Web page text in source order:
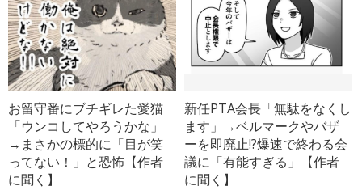
お留守番にブチギレた愛猫
「ウンコしてやろうかな」
→まさかの標的に「目が笑
ってない！」と恐怖【作者
に聞く】
新任PTA会長「無駄をなくし
ます」→ベルマークやバザ
ーを即廃止!?爆速で終わる会
議に「有能すぎる」【作者
に聞く】